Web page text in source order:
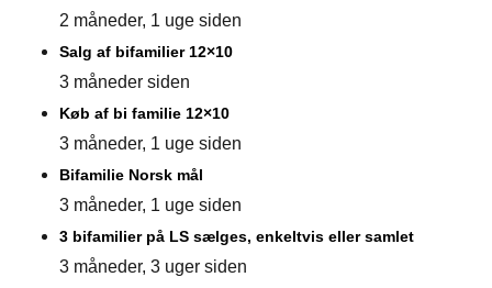
2 måneder, 1 uge siden
Salg af bifamilier 12×10
3 måneder siden
Køb af bi familie 12×10
3 måneder, 1 uge siden
Bifamilie Norsk mål
3 måneder, 1 uge siden
3 bifamilier på LS sælges, enkeltvis eller samlet
3 måneder, 3 uger siden